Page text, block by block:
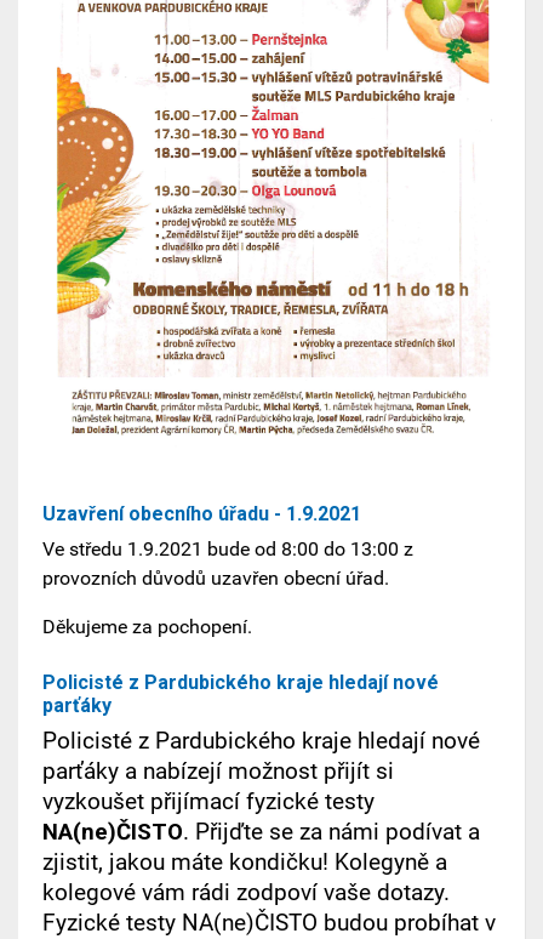
Uzavření obecního úřadu - 1.9.2021
Ve středu 1.9.2021 bude od 8:00 do 13:00 z
provozních důvodů uzavřen obecní úřad.
Děkujeme za pochopení.
Policisté z Pardubického kraje hledají nové
parťáky
Policisté z Pardubického kraje hledají nové
parťáky a nabízejí možnost přijít si
vyzkoušet přijímací fyzické testy
NA(ne)ČISTO. Přijďte se za námi podívat a
zjistit, jakou máte kondičku! Kolegyně a
kolegové vám rádi zodpoví vaše dotazy.
Fyzické testy NA(ne)ČISTO budou probíhat v